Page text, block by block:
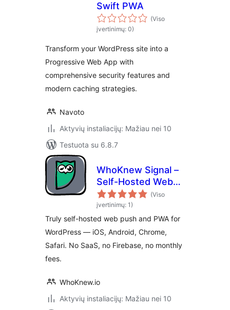
Swift PWA
(Viso
įvertinimų: 0)
Transform your WordPress site into a
Progressive Web App with
comprehensive security features and
modern caching strategies.
Navoto
Aktyvių instaliacijų: Mažiau nei 10
Testuota su 6.8.7
WhoKnew Signal –
Self-Hosted Web
Push Notifications
& PWA
(Viso
įvertinimų: 1)
Truly self-hosted web push and PWA for
WordPress — iOS, Android, Chrome,
Safari. No SaaS, no Firebase, no monthly
fees.
WhoKnew.io
Aktyvių instaliacijų: Mažiau nei 10